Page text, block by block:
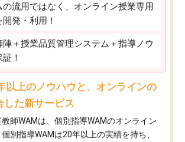
の流用ではなく、オンライン授業専用
発・利用！
＋授業品質管理システム＋指導ノウ
！
以上のノウハウと、オンラインの
した新サービス
師WAMは、個別指導WAMのオンライン
別指導WAMは20年以上の実績を持ち、